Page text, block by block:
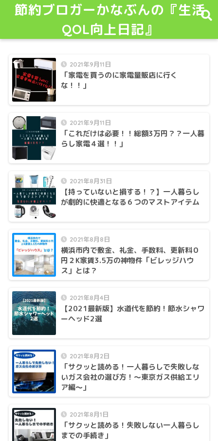
節約ブロガーかなぶんの『生活
QOL向上日記』
2021年9月11日
「家電を買うのに家電量販店に行く
な！！」
2021年9月11日
「これだけは必要！！総額3万円？？一人暮
らし家電４選！！」
2021年8月31日
【持っていないと損する！？】一人暮らし
が劇的に快適となる６つのマストアイテム
2021年8月8日
横浜市内で敷金、礼金、手数料、更新料０
円２K家賃3.5万の神物件「ビレッジハウ
ス」とは？
2021年8月4日
【2021最新版】水道代を節約！節水シャワ
ーヘッド2選
2021年8月2日
「サクッと読める！一人暮らしで失敗しな
いガス会社の選び方！〜東京ガス供給エリ
ア編〜」
2021年8月1日
「サクッと読める！失敗しない一人暮らし
までの手続き」